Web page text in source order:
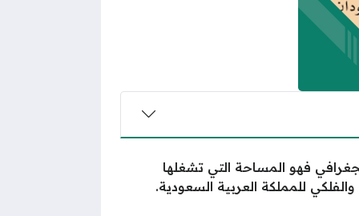
فهو المساحة التي تشغلها
للمملكة العربية السعودية.